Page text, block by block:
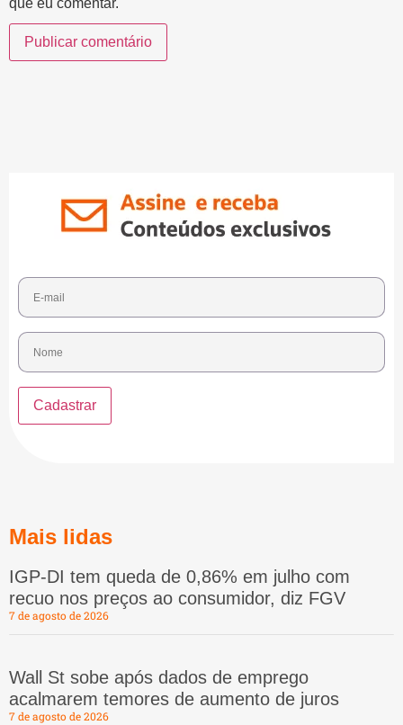
Mais lidas
IGP-DI tem queda de 0,86% em julho com
recuo nos preços ao consumidor, diz FGV
7 de agosto de 2026
Wall St sobe após dados de emprego
acalmarem temores de aumento de juros
7 de agosto de 2026